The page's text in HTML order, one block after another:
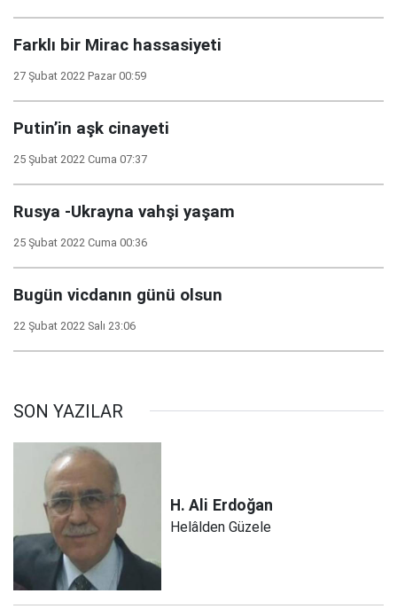
Farklı bir Mirac hassasiyeti
27 Şubat 2022 Pazar 00:59
Putin’in aşk cinayeti
25 Şubat 2022 Cuma 07:37
Rusya -Ukrayna vahşi yaşam
25 Şubat 2022 Cuma 00:36
Bugün vicdanın günü olsun
22 Şubat 2022 Salı 23:06
SON YAZILAR
H. Ali Erdoğan
Helâlden Güzele